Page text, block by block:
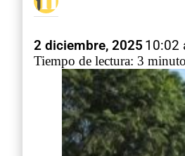
2 diciembre, 2025 10:02
Tiempo de lectura: 3